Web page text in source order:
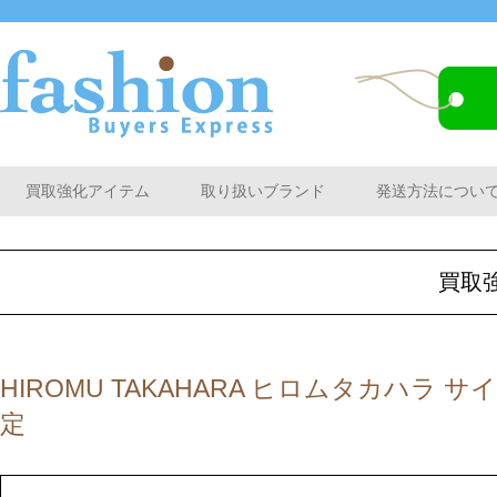
買取強化アイテム 取り扱いブランド 発送方法につい
買取
HIROMU TAKAHARA ヒロムタカハラ サ
定